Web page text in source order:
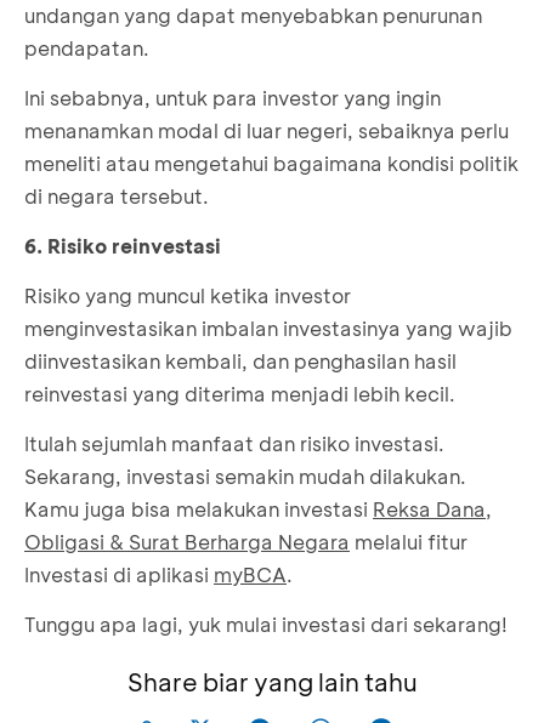
undangan yang dapat menyebabkan penurunan
pendapatan.
Ini sebabnya, untuk para investor yang ingin
menanamkan modal di luar negeri, sebaiknya perlu
meneliti atau mengetahui bagaimana kondisi politik
di negara tersebut.
6. Risiko reinvestasi
Risiko yang muncul ketika investor
menginvestasikan imbalan investasinya yang wajib
diinvestasikan kembali, dan penghasilan hasil
reinvestasi yang diterima menjadi lebih kecil.
Itulah sejumlah manfaat dan risiko investasi.
Sekarang, investasi semakin mudah dilakukan.
Kamu juga bisa melakukan investasi Reksa Dana,
Obligasi & Surat Berharga Negara melalui fitur
Investasi di aplikasi myBCA.
Tunggu apa lagi, yuk mulai investasi dari sekarang!
Share biar yang lain tahu